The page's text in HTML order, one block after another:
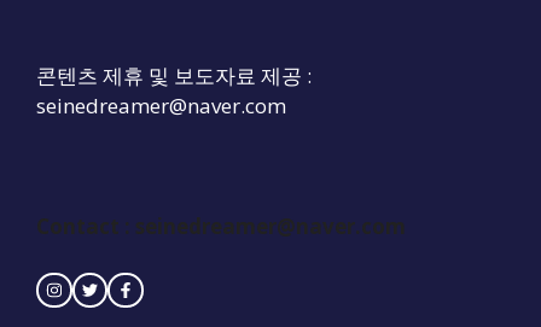
콘텐츠 제휴 및 보도자료 제공 :
seinedreamer@naver.com
Contact : seinedreamer@naver.com